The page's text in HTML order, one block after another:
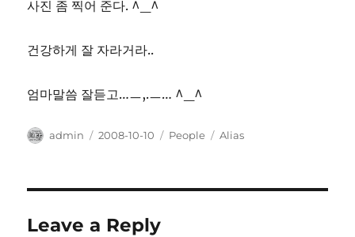
사진 좀 찍어 준다. ^_^
건강하게 잘 자라거라..
엄마말씀 잘듣고…ㅡ,.ㅡ… ^_^
Author
admin
Posted
2008-10-10 Categories
People Tags
Alias
Leave a Reply